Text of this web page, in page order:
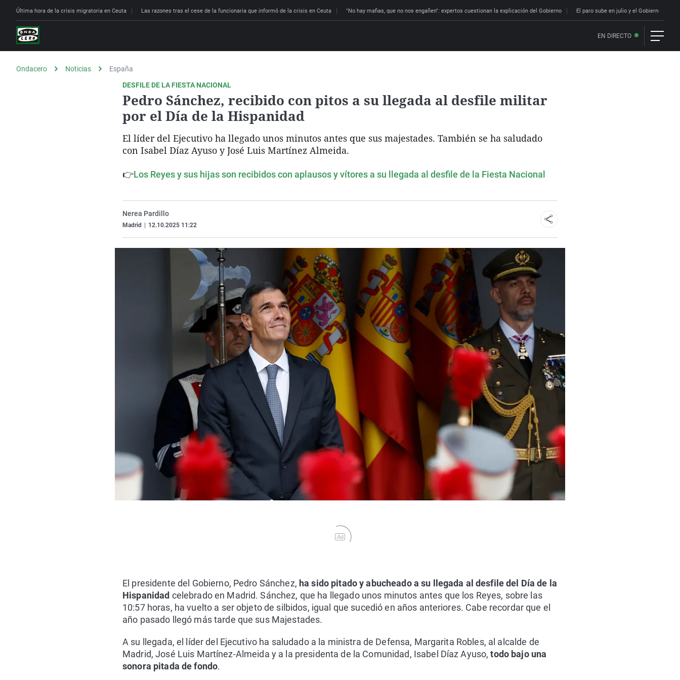
Última hora de la crisis migratoria en Ceuta Las razones tras el cese de la funcionaria que informó de la crisis en Ceuta "No hay mafias, que no nos engañen": expertos cuestionan la explicación del Gobierno El paro sube en julio y el Gobierno lo
EN DIRECTO
Ondacero Noticias
España
DESFILE DE LA FIESTA NACIONAL
Pedro Sánchez, recibido con pitos a su llegada al desfile militar
por el Día de la Hispanidad
El líder del Ejecutivo ha llegado unos minutos antes que sus majestades. También se ha saludado
con Isabel Díaz Ayuso y José Luis Martínez Almeida.
👉Los Reyes y sus hijas son recibidos con aplausos y vítores a su llegada al desfile de la Fiesta Nacional
Nerea Pardillo
Madrid 12.10.2025 11:22
Ad
El presidente del Gobierno, Pedro Sánchez, ha sido pitado y abucheado a su llegada al desfile del Día de la
Hispanidad celebrado en Madrid. Sánchez, que ha llegado unos minutos antes que los Reyes, sobre las
10:57 horas, ha vuelto a ser objeto de silbidos, igual que sucedió en años anteriores. Cabe recordar que el
año pasado llegó más tarde que sus Majestades.
A su llegada, el líder del Ejecutivo ha saludado a la ministra de Defensa, Margarita Robles, al alcalde de
Madrid, José Luis Martínez-Almeida y a la presidenta de la Comunidad, Isabel Díaz Ayuso, todo bajo una
sonora pitada de fondo.